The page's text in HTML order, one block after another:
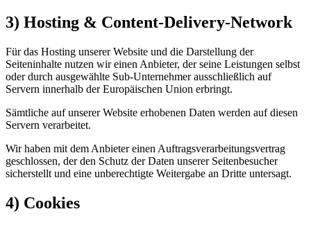
3) Hosting & Content-Delivery-Network
Für das Hosting unserer Website und die Darstellung der
Seiteninhalte nutzen wir einen Anbieter, der seine Leistungen selbst
oder durch ausgewählte Sub-Unternehmer ausschließlich auf
Servern innerhalb der Europäischen Union erbringt.
Sämtliche auf unserer Website erhobenen Daten werden auf diesen
Servern verarbeitet.
Wir haben mit dem Anbieter einen Auftragsverarbeitungsvertrag
geschlossen, der den Schutz der Daten unserer Seitenbesucher
sicherstellt und eine unberechtigte Weitergabe an Dritte untersagt.
4) Cookies